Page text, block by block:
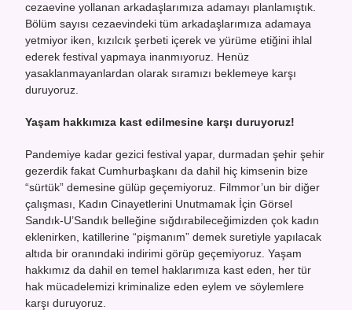
cezaevine yollanan arkadaşlarımıza adamayı planlamıştık.
Bölüm sayısı cezaevindeki tüm arkadaşlarımıza adamaya
yetmiyor iken, kızılcık şerbeti içerek ve yürüme etiğini ihlal
ederek festival yapmaya inanmıyoruz. Henüz
yasaklanmayanlardan olarak sıramızı beklemeye karşı
duruyoruz.
Yaşam hakkımıza kast edilmesine karşı duruyoruz!
Pandemiye kadar gezici festival yapar, durmadan şehir şehir
gezerdik fakat Cumhurbaşkanı da dahil hiç kimsenin bize
“sürtük” demesine gülüp geçemiyoruz. Filmmor’un bir diğer
çalışması, Kadın Cinayetlerini Unutmamak İçin Görsel
Sandık-U’Sandık belleğine sığdırabileceğimizden çok kadın
eklenirken, katillerine “pişmanım” demek suretiyle yapılacak
altıda bir oranındaki indirimi görüp geçemiyoruz. Yaşam
hakkımız da dahil en temel haklarımıza kast eden, her tür
hak mücadelemizi kriminalize eden eylem ve söylemlere
karşı duruyoruz.